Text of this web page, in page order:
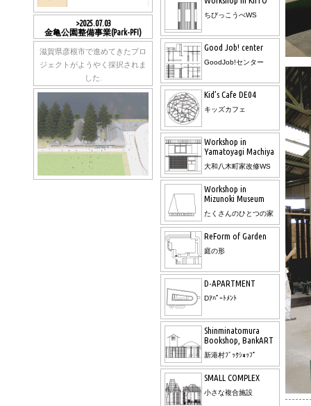
>2025.07.03
金亀公園整備事業(Park-PFI)
滋賀県彦根市で進めてきたプロ
ジェクトがようやく採択されま
した.
ちびっこうべWS
Good Job! center
GoodJob!センター
Kid’s Cafe DE04
キッズカフェ
Workshop in
Yamatoyagi Machiya
大和八木町家改修WS
Workshop in
Mizunoki Museum
たくさんのひとつの家
ReForm of Garden
庭の形
D-APARTMENT
Dｱﾊﾟｰﾄﾒﾝﾄ
Shinminatomura
Bookshop, BankART
新港村ﾌﾞｯｸｼｮｯﾌﾟ
SMALL COMPLEX
小さな複合施設